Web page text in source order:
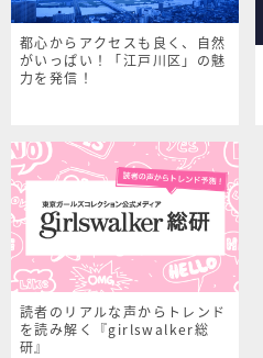
都心からアクセスも良く、自然
がいっぱい！「江戸川区」の魅
力を発信！
読者のリアルな声からトレンド
を読み解く『girlswalker総
研』